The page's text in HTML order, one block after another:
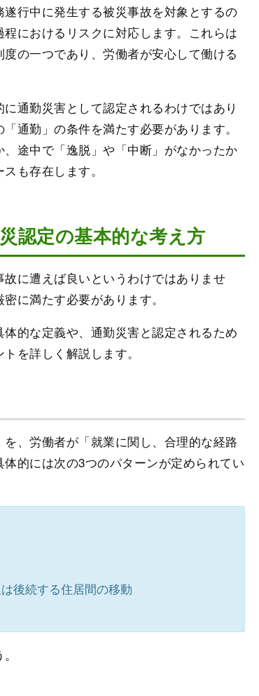
行中に発生する被災事故を対象とするの
におけるリスクに対応します。これらは
の一つであり、労働者が安心して働ける
通勤災害として認定されるわけではあり
通勤」の条件を満たす必要があります。
途中で「逸脱」や「中断」がなかったか
も存在します。
認定の基本的な考え方
に遭えば良いというわけではありませ
に満たす必要があります。
的な定義や、通勤災害と認定されるため
を詳しく解説します。
、労働者が「就業に関し、合理的な経路
的には次の3つのパターンが定められてい
後続する住居間の移動